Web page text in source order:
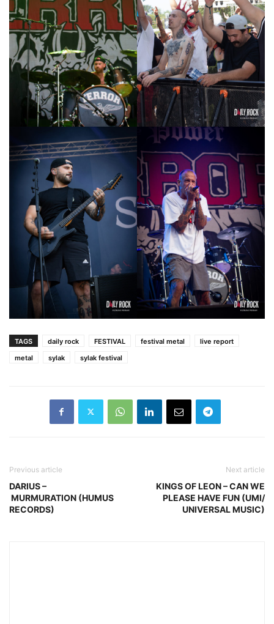
TAGS daily rock FESTIVAL festival metal
live report
metal
sylak sylak festival
Previous article
DARIUS –
MURMURATION (HUMUS
RECORDS)
Next article
KINGS OF LEON – CAN WE
PLEASE HAVE FUN (UMI/
UNIVERSAL MUSIC)